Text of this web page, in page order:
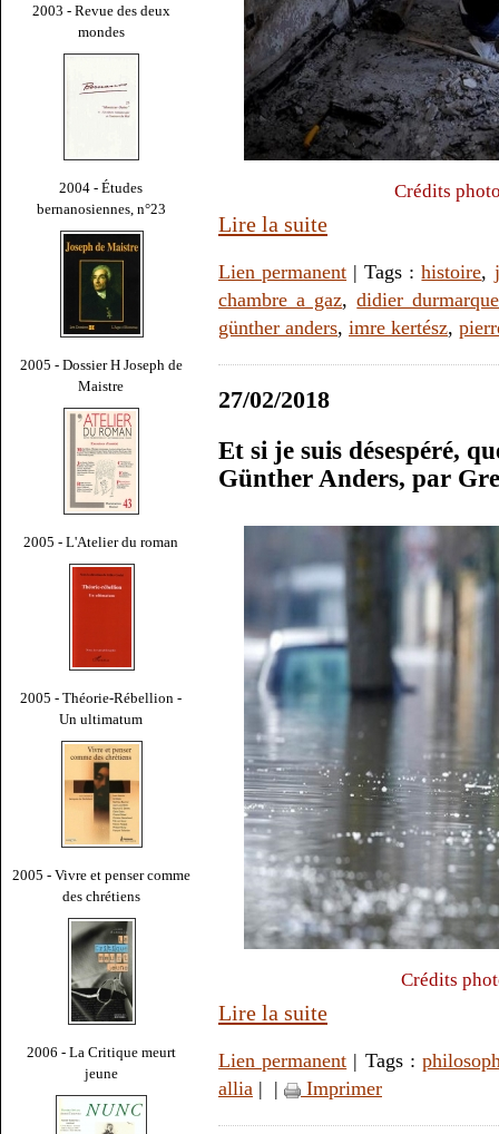
2003 - Revue des deux
mondes
2004 - Études
bernanosiennes, n°23
2005 - Dossier H Joseph de
Maistre
2005 - L'Atelier du roman
2005 - Théorie-Rébellion -
Un ultimatum
2005 - Vivre et penser comme
des chrétiens
2006 - La Critique meurt
jeune
Crédits
Lire la suite
Lien permanent | Tags :histoire,
chambre a gaz,didier durmarque
günther anders, imre kertész,
27/02/2018
Et si je suis désespéré,
Günther Anders, par
Crédits
Lire la suite
Lien permanent | Tags :
allia | | Imprimer